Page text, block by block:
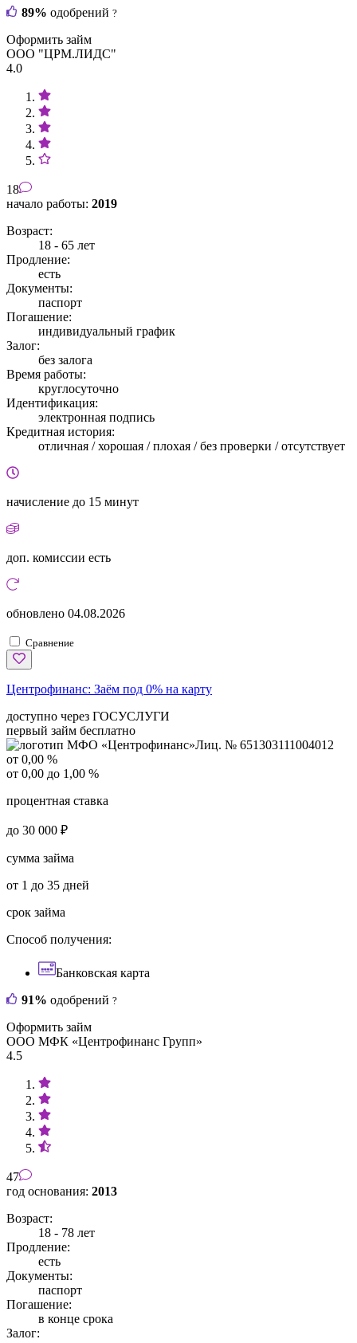
89% одобрений ?
Оформить займ
ООО "ЦРМ.ЛИДС"
4.0
18
начало работы: 2019
Возраст:
18 - 65 лет
Продление:
есть
Документы:
паспорт
Погашение:
индивидуальный график
Залог:
без залога
Время работы:
круглосуточно
Идентификация:
электронная подпись
Кредитная история:
отличная / хорошая / плохая / без проверки / отсутствует
начисление до 15 минут
доп. комиссии есть
обновлено 04.08.2026
Сравнение
Центрофинанс: Заём под 0% на карту
доступно через ГОСУСЛУГИ
первый займ бесплатно
Лиц. № 651303111004012
от 0,00 %
от 0,00 до 1,00 %
процентная ставка
до 30 000 ₽
сумма займа
от 1 до 35 дней
срок займа
Способ получения:
Банковская карта
91% одобрений ?
Оформить займ
ООО МФК «Центрофинанс Групп»
4.5
47
год основания: 2013
Возраст:
18 - 78 лет
Продление:
есть
Документы:
паспорт
Погашение:
в конце срока
Залог: